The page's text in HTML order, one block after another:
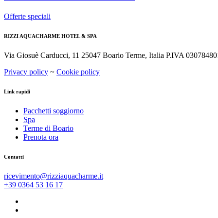
Offerte speciali
RIZZI AQUACHARME HOTEL & SPA
Via Giosuè Carducci, 11 25047 Boario Terme, Italia P.IVA
Privacy policy ~ Cookie policy
Link rapidi
Pacchetti soggiorno
Spa
Terme di Boario
Prenota ora
Contatti
ricevimento@rizziaquacharme.it
+39 0364 53 16 17